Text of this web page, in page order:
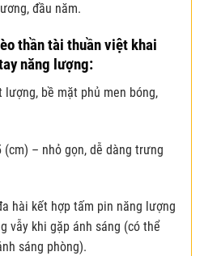
đầu năm.
thần tài thuần việt khai
năng lượng:
lượng, bề mặt phủ men bóng,
– nhỏ gọn, dễ dàng trưng
hài kết hợp tấm pin năng lượng
vẫy khi gặp ánh sáng (có thể
sáng phòng).